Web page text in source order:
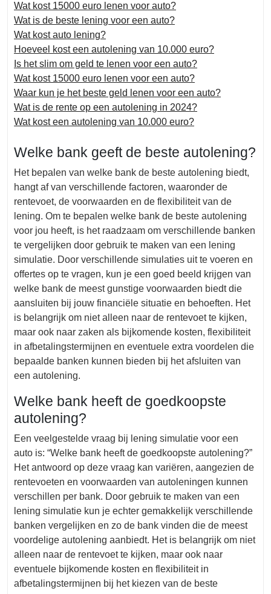
Wat kost 15000 euro lenen voor auto?
Wat is de beste lening voor een auto?
Wat kost auto lening?
Hoeveel kost een autolening van 10.000 euro?
Is het slim om geld te lenen voor een auto?
Wat kost 15000 euro lenen voor een auto?
Waar kun je het beste geld lenen voor een auto?
Wat is de rente op een autolening in 2024?
Wat kost een autolening van 10.000 euro?
Welke bank geeft de beste autolening?
Het bepalen van welke bank de beste autolening biedt,
hangt af van verschillende factoren, waaronder de
rentevoet, de voorwaarden en de flexibiliteit van de
lening. Om te bepalen welke bank de beste autolening
voor jou heeft, is het raadzaam om verschillende banken
te vergelijken door gebruik te maken van een lening
simulatie. Door verschillende simulaties uit te voeren en
offertes op te vragen, kun je een goed beeld krijgen van
welke bank de meest gunstige voorwaarden biedt die
aansluiten bij jouw financiële situatie en behoeften. Het
is belangrijk om niet alleen naar de rentevoet te kijken,
maar ook naar zaken als bijkomende kosten, flexibiliteit
in afbetalingstermijnen en eventuele extra voordelen die
bepaalde banken kunnen bieden bij het afsluiten van
een autolening.
Welke bank heeft de goedkoopste
autolening?
Een veelgestelde vraag bij lening simulatie voor een
auto is: “Welke bank heeft de goedkoopste autolening?”
Het antwoord op deze vraag kan variëren, aangezien de
rentevoeten en voorwaarden van autoleningen kunnen
verschillen per bank. Door gebruik te maken van een
lening simulatie kun je echter gemakkelijk verschillende
banken vergelijken en zo de bank vinden die de meest
voordelige autolening aanbiedt. Het is belangrijk om niet
alleen naar de rentevoet te kijken, maar ook naar
eventuele bijkomende kosten en flexibiliteit in
afbetalingstermijnen bij het kiezen van de beste